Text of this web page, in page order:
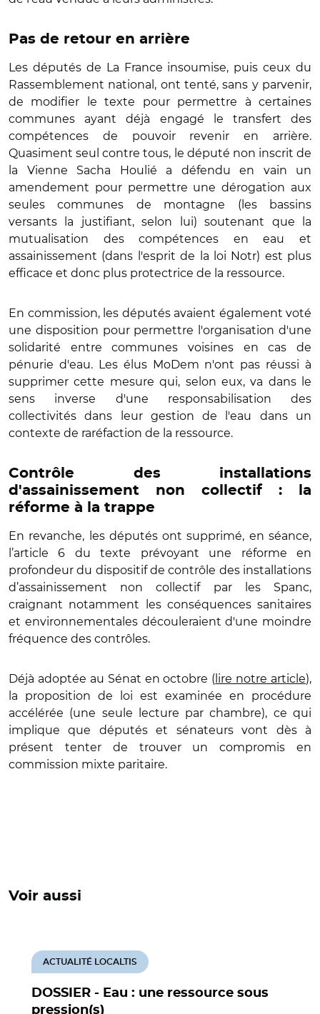
Pas de retour en arrière
Les députés de La France insoumise, puis ceux du
Rassemblement national, ont tenté, sans y parvenir,
de modifier le texte pour permettre à certaines
communes ayant déjà engagé le transfert des
compétences de pouvoir revenir en arrière.
Quasiment seul contre tous, le député non inscrit de
la Vienne Sacha Houlié a défendu en vain un
amendement pour permettre une dérogation aux
seules communes de montagne (les bassins
versants la justifiant, selon lui) soutenant que la
mutualisation des compétences en eau et
assainissement (dans l'esprit de la loi Notr) est plus
efficace et donc plus protectrice de la ressource.
En commission, les députés avaient également voté
une disposition pour permettre l'organisation d'une
solidarité entre communes voisines en cas de
pénurie d'eau. Les élus MoDem n'ont pas réussi à
supprimer cette mesure qui, selon eux, va dans le
sens inverse d'une responsabilisation des
collectivités dans leur gestion de l'eau dans un
contexte de raréfaction de la ressource.
Contrôle des installations
d'assainissement non collectif : la
réforme à la trappe
En revanche, les députés ont supprimé, en séance,
l’article 6 du texte prévoyant une réforme en
profondeur du dispositif de contrôle des installations
d’assainissement non collectif par les Spanc,
craignant notamment les conséquences sanitaires
et environnementales découleraient d'une moindre
fréquence des contrôles.
Déjà adoptée au Sénat en octobre ( lire notre article),
la proposition de loi est examinée en procédure
accélérée (une seule lecture par chambre), ce qui
implique que députés et sénateurs vont dès à
présent tenter de trouver un compromis en
commission mixte paritaire.
Voir aussi
DOSSIER - Eau : une ressource sous
pression(s)
ACTUALITÉ LOCALTIS